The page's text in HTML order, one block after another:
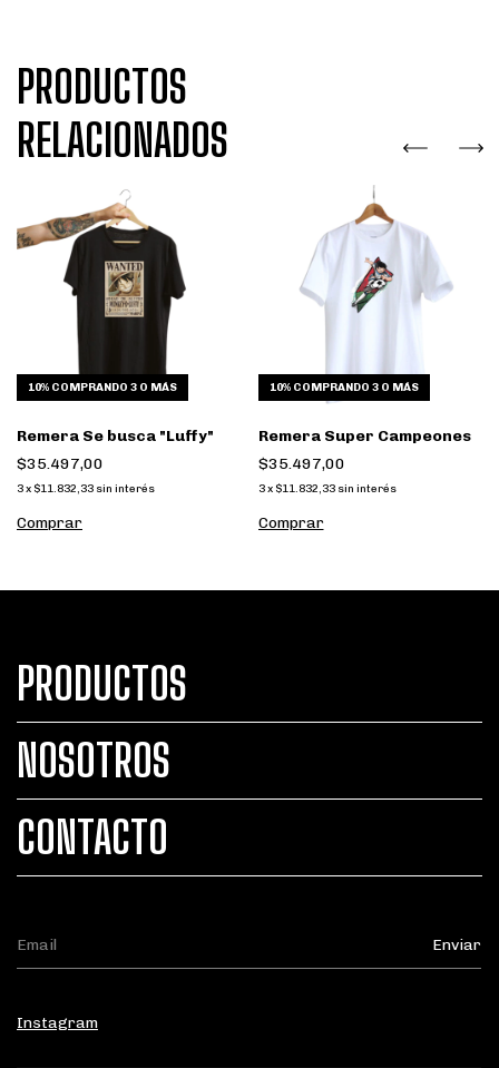
PRODUCTOS
RELACIONADOS
10% COMPRANDO 3 O MÁS
Remera Se busca "Luffy"
$35.497,00
3x $11.832,33 sin interés
Comprar
10% COMPRANDO 3 O MÁS
Remera Super Campeones
$35.497,00
3 x $11.832,33 sin interés
Comprar
PRODUCTOS
NOSOTROS
CONTACTO
Instagram